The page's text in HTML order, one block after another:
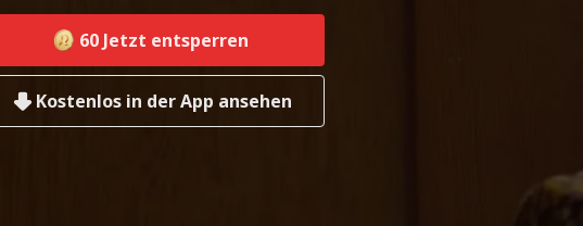
60 Jetzt entsperren
Kostenlos in der App ansehen